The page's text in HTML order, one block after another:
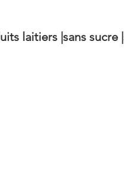
laitiers |sans sucre